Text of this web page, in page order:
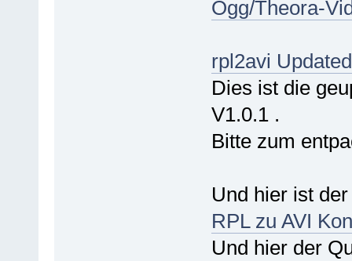
Ogg/Theora-
rpl2avi
Dies ist die
V1.0.1 .
Bitte zum
Und hier ist
RPL zu AVI
Und hier der